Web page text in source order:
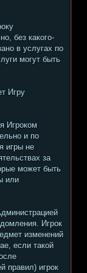
без какого-
в услугах по
могут быть
Игру
Игроком
и по
игры не
за
может быть
или
Игрок
изменений
если такой
правил) игрок